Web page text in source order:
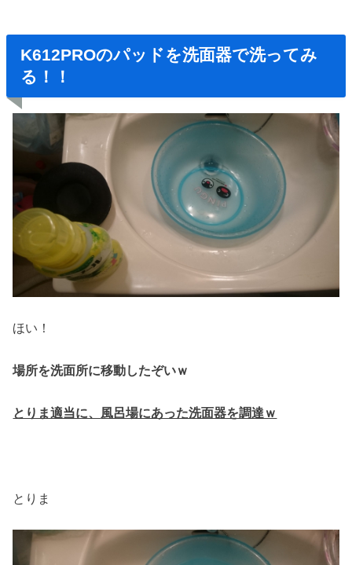
K612PROのパッドを洗面器で洗ってみ
る！！
ほい！
場所を洗面所に移動したぞいｗ
とりま適当に、 風呂場にあった洗面器を調達ｗ
とりま